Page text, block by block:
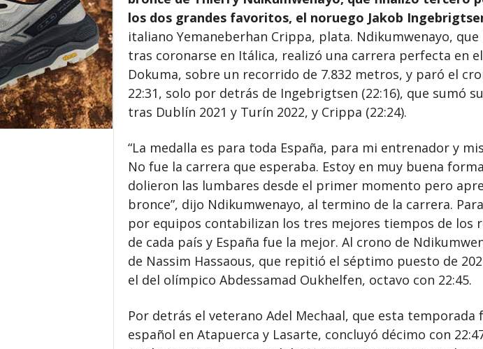
los dos grandes favoritos, el noruego Jakob
italiano Yemaneberhan Crippa, plata. Ndikumwenayo,
tras coronarse en Itálica, realizó una carrera perfecta en
Dokuma, sobre un recorrido de 7.832 metros, y paró el
22:31, solo por detrás de Ingebrigtsen (22:16), que sumó
tras Dublín 2021 y Turín 2022, y Crippa (22:24).
“La medalla es para toda España, para mi entrenador y
No fue la carrera que esperaba. Estoy en muy buena
dolieron las lumbares desde el primer momento pero
bronce”, dijo Ndikumwenayo, al termino de la carrera.
por equipos contabilizan los tres mejores tiempos de los
de cada país y España fue la mejor. Al crono de
de Nassim Hassaous, que repitió el séptimo puesto de
el del olímpico Abdessamad Oukhelfen, octavo con 22:45.
Por detrás el veterano Adel Mechaal, que esta temporada
español en Atapuerca y Lasarte, concluyó décimo con